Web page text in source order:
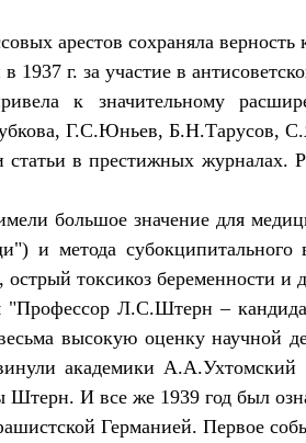
арестов сохраняла верность
г. за участие в
к значительному
Г.С.Юньев, Б.Н.Тарусов,
в престижных журналах.
большое значение для
и метода субокципитального
токсикоз беременности и
"Профессор Л.С.Штерн –
высокую оценку научной
академики
И все же 1939 год был
Германией. Первое